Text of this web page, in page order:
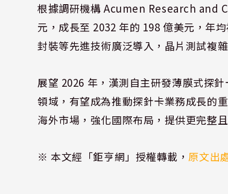
根據調研機構 Acumen Research and
元，成長至 2032 年的 198 億美元，年
封裝等先進技術廣泛導入，晶片測試複
展望 2026 年，漢測自主研發薄膜式探
領域，有望成為推動探針卡業務成長的
海外市場，強化國際布局，提供更完整
※ 本文經「鉅亨網」授權轉載，原文出